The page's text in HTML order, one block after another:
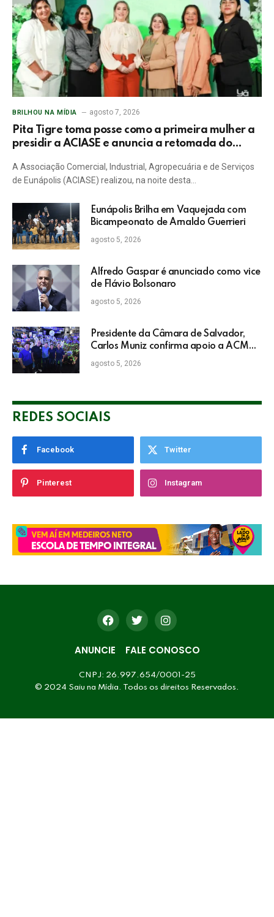
BRILHOU NA MÍDIA agosto 7, 2026
Pita Tigre toma posse como a primeira mulher a
presidir a ACIASE e anuncia a retomada do
A Associação Comercial, Industrial, Agropecuária e de Serviços
de Eunápolis (ACIASE) realizou, na noite desta…
Eunápolis Brilha em Vaquejada com
Bicampeonato de Arnaldo Guerrieri
agosto 5, 2026
Alfredo Gaspar é anunciado como vice
de Flávio Bolsonaro
agosto 5, 2026
Presidente da Câmara de Salvador,
Carlos Muniz confirma apoio a ACM
Neto: “Irei lutar voto a voto na sua
campanha”
agosto 5, 2026
REDES SOCIAIS
Facebook Twitter
Pinterest Instagram
ANUNCIE FALE CONOSCO
CNPJ: 26.997.654/0001-25
© 2024 Saiu na Mídia. Todos os direitos Reservados.